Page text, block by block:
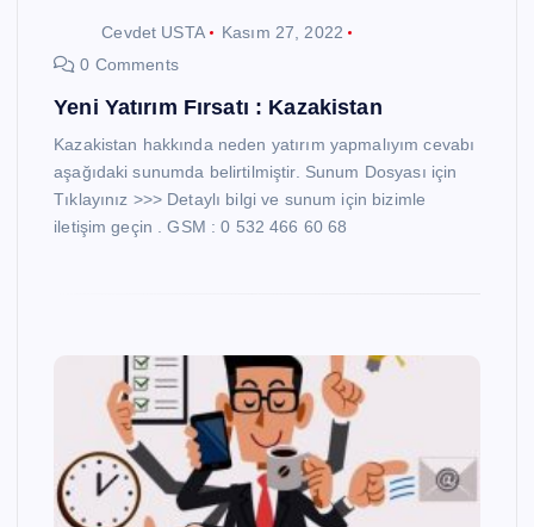
Cevdet USTA
Kasım 27, 2022
0 Comments
Yeni Yatırım Fırsatı : Kazakistan
Kazakistan hakkında neden yatırım yapmalıyım cevabı
aşağıdaki sunumda belirtilmiştir. Sunum Dosyası için
Tıklayınız >>> Detaylı bilgi ve sunum için bizimle
iletişim geçin . GSM : 0 532 466 60 68